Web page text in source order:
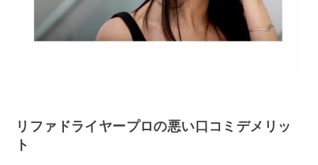
リファドライヤープロの悪い口コミデメリッ
ト